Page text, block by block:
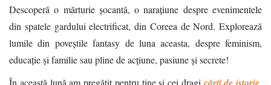
Descoperă o mărturie șocantă, o narațiune despre evenimentele
din spatele gardului electrificat, din Coreea de Nord. Explorează
lumile din poveștile fantasy de luna aceasta, despre feminism,
educaţie şi familie sau pline de acțiune, pasiune și secrete!
În această lună am pregătit pentru tine și cei dragi